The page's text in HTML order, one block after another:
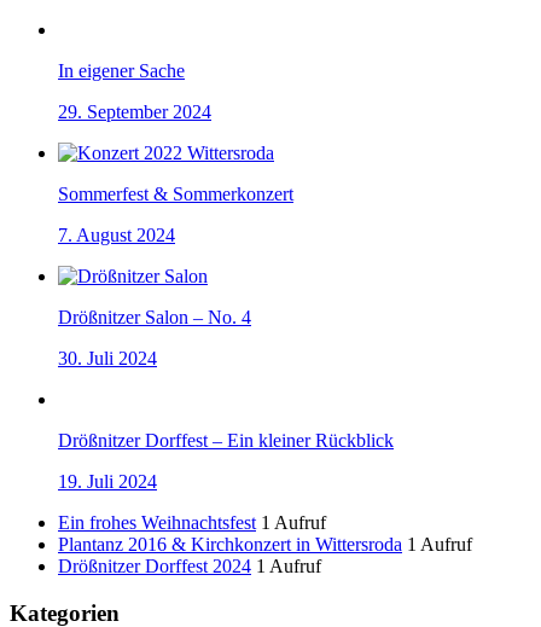
In eigener Sache
29. September 2024
Sommerfest & Sommerkonzert
7. August 2024
Drößnitzer Salon – No. 4
30. Juli 2024
Drößnitzer Dorffest – Ein kleiner Rückblick
19. Juli 2024
Ein frohes Weihnachtsfest 1 Aufruf
Plantanz 2016 & Kirchkonzert in Wittersroda 1 Aufruf
Drößnitzer Dorffest 2024 1 Aufruf
Kategorien